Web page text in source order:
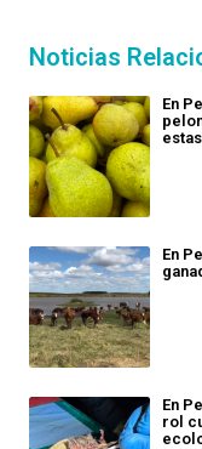
Noticias
En
En
En
rol